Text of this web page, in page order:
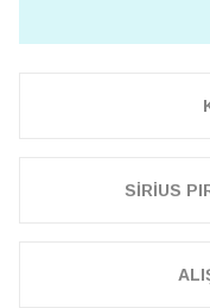
SİRİUS